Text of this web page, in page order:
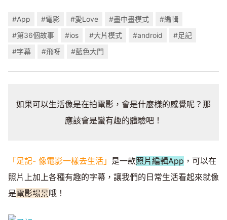
#App #電影 #愛Love #畫中畫模式
#編輯
#第36個故事
#ios #大片模式 #android
#足記
#字幕
#飛呀 #藍色大門
如果可以生活像是在拍電影，會是什麼樣的感覺呢？那
應該會是蠻有趣的體驗吧！
「足記- 像電影一樣去生活」 是一款照片編輯App ，可以在
照片上加上各種有趣的字幕，讓我們的日常生活看起來就像
是電影場景哦！